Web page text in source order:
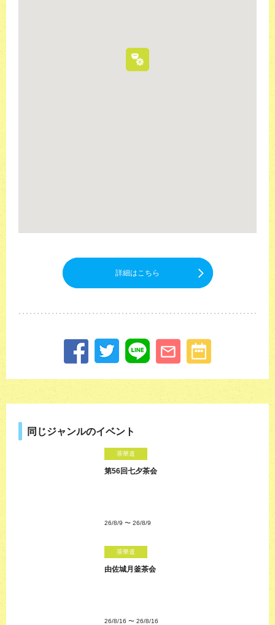
詳細はこちら
同じジャンルのイベント
茶華道
第56回七夕茶会
26/8/9 〜 26/8/9
茶華道
由佐城月釜茶会
26/8/16 〜 26/8/16